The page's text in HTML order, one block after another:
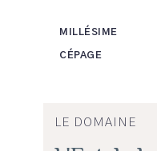
MILLÉSIME
CÉPAGE
LE DOMAINE